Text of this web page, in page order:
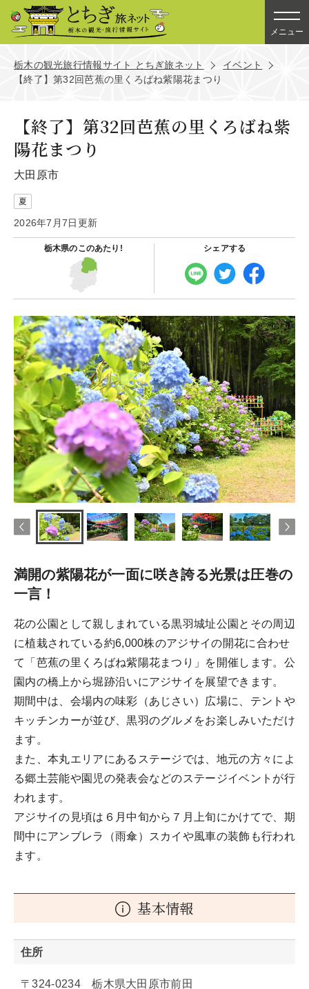
メニュー
栃木の観光旅行情報サイト とちぎ旅ネット
イベント
【終了】第32回芭蕉の里くろばね紫陽花まつり
【終了】第32回芭蕉の里くろばね紫
陽花まつり
大田原市
夏
2026年7月7日更新
栃木県のこのあたり! シェアする
満開の紫陽花が一面に咲き誇る光景は圧巻の
一言！
花の公園として親しまれている黒羽城址公園とその周辺
に植栽されている約6,000株のアジサイの開花に合わせ
て「芭蕉の里くろばね紫陽花まつり」を開催します。公
園内の橋上から堀跡沿いにアジサイを展望できます。
期間中は、会場内の味彩（あじさい）広場に、テントや
キッチンカーが並び、黒羽のグルメをお楽しみいただけ
ます。
また、本丸エリアにあるステージでは、地元の方々によ
る郷土芸能や園児の発表会などのステージイベントが行
われます。
アジサイの見頃は６月中旬から７月上旬にかけてで、期
間中にアンブレラ（雨傘）スカイや風車の装飾も行われ
ます。
基本情報
住所
〒324-0234 栃木県大田原市前田